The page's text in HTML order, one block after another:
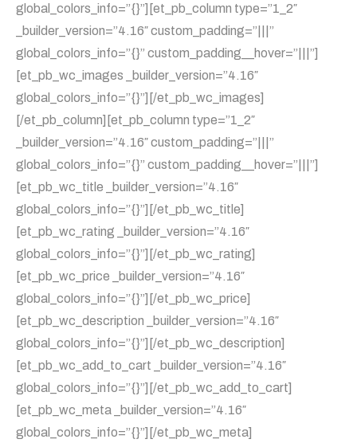
global_colors_info=”{}”][et_pb_column type=”1_2″
_builder_version=”4.16″ custom_padding=”|||”
global_colors_info=”{}” custom_padding__hover=”|||”]
[et_pb_wc_images _builder_version=”4.16″
global_colors_info=”{}”][/et_pb_wc_images]
[/et_pb_column][et_pb_column type=”1_2″
_builder_version=”4.16″ custom_padding=”|||”
global_colors_info=”{}” custom_padding__hover=”|||”]
[et_pb_wc_title _builder_version=”4.16″
global_colors_info=”{}”][/et_pb_wc_title]
[et_pb_wc_rating _builder_version=”4.16″
global_colors_info=”{}”][/et_pb_wc_rating]
[et_pb_wc_price _builder_version=”4.16″
global_colors_info=”{}”][/et_pb_wc_price]
[et_pb_wc_description _builder_version=”4.16″
global_colors_info=”{}”][/et_pb_wc_description]
[et_pb_wc_add_to_cart _builder_version=”4.16″
global_colors_info=”{}”][/et_pb_wc_add_to_cart]
[et_pb_wc_meta _builder_version=”4.16″
global_colors_info=”{}”][/et_pb_wc_meta]